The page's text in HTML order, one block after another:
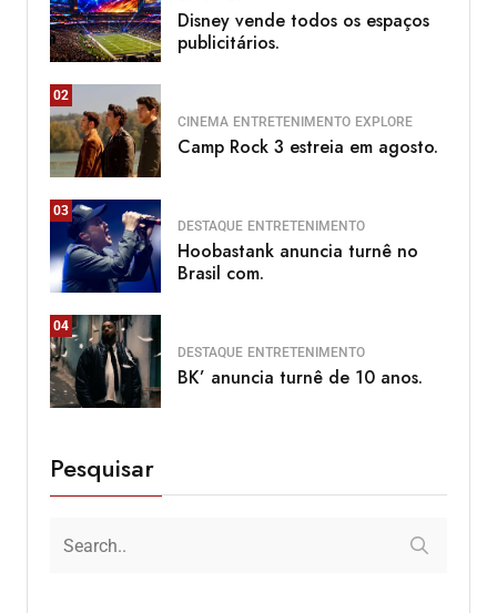
Disney vende todos os espaços
publicitários.
02
CINEMA ENTRETENIMENTO EXPLORE
Camp Rock 3 estreia em agosto.
03
DESTAQUE ENTRETENIMENTO
Hoobastank anuncia turnê no
Brasil com.
04
DESTAQUE ENTRETENIMENTO
BK’ anuncia turnê de 10 anos.
Pesquisar